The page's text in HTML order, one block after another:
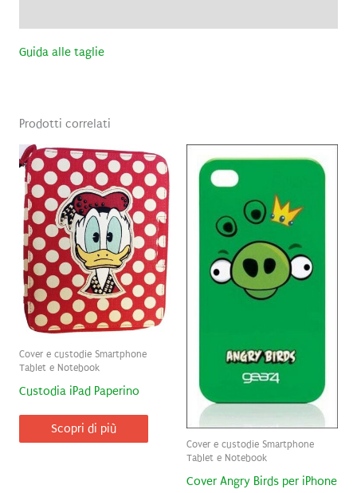
Guida alle taglie
Prodotti correlati
Cover e custodie Smartphone
Tablet e Notebook
Custodia iPad Paperino
Scopri di più
Cover e custodie Smartphone
Tablet e Notebook
Cover Angry Birds per iPhone